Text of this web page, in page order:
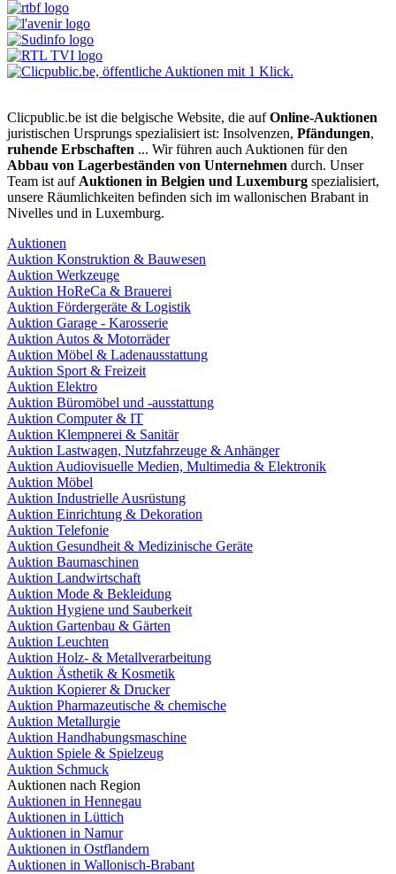
Clicpublic.be ist die belgische Website, die aufOnline-Auktionen
juristischen Ursprungs spezialisiert ist: Insolvenzen, Pfändungen,
ruhende Erbschaften ... Wir führen auch Auktionen für den
Abbau von Lagerbeständen von Unternehmen durch. Unser
Team ist auf Auktionen in Belgien und Luxemburg spezialisiert,
unsere Räumlichkeiten befinden sich im wallonischen Brabant in
Nivelles und in Luxemburg.
Auktionen
Auktion Konstruktion & Bauwesen
Auktion Werkzeuge
Auktion HoReCa & Brauerei
Auktion Fördergeräte & Logistik
Auktion Garage - Karosserie
Auktion Autos & Motorräder
Auktion Möbel & Ladenausstattung
Auktion Sport & Freizeit
Auktion Elektro
Auktion Büromöbel und -ausstattung
Auktion Computer & IT
Auktion Klempnerei & Sanitär
Auktion Lastwagen, Nutzfahrzeuge & Anhänger
Auktion Audiovisuelle Medien, Multimedia & Elektronik
Auktion Möbel
Auktion Industrielle Ausrüstung
Auktion Einrichtung & Dekoration
Auktion Telefonie
Auktion Gesundheit & Medizinische Geräte
Auktion Baumaschinen
Auktion Landwirtschaft
Auktion Mode & Bekleidung
Auktion Hygiene und Sauberkeit
Auktion Gartenbau & Gärten
Auktion Leuchten
Auktion Holz- & Metallverarbeitung
Auktion Ästhetik & Kosmetik
Auktion Kopierer & Drucker
Auktion Pharmazeutische & chemische
Auktion Metallurgie
Auktion Handhabungsmaschine
Auktion Spiele & Spielzeug
Auktion Schmuck
Auktionen nach Region
Auktionen in Hennegau
Auktionen in Lüttich
Auktionen in Namur
Auktionen in Ostflandern
Auktionen in Wallonisch-Brabant